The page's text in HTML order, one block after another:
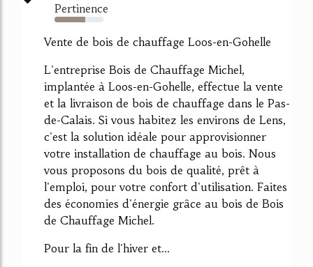
Pertinence
63%
Vente de bois de chauffage Loos-en-Gohelle
L'entreprise Bois de Chauffage Michel,
implantée à Loos-en-Gohelle, effectue la vente
et la livraison de bois de chauffage dans le Pas-
de-Calais. Si vous habitez les environs de Lens,
c'est la solution idéale pour approvisionner
votre installation de chauffage au bois. Nous
vous proposons du bois de qualité, prêt à
l'emploi, pour votre confort d'utilisation. Faites
des économies d'énergie grâce au bois de Bois
de Chauffage Michel.
Pour la fin de l'hiver et...